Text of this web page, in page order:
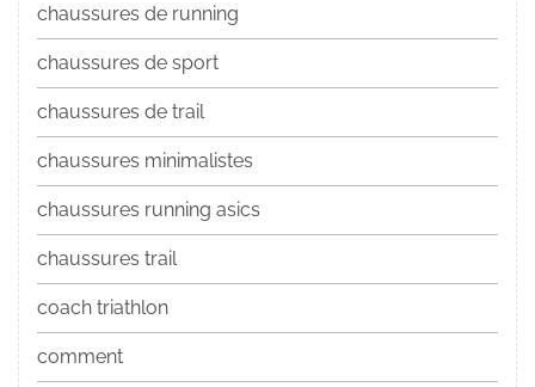
chaussures de running
chaussures de sport
chaussures de trail
chaussures minimalistes
chaussures running asics
chaussures trail
coach triathlon
comment